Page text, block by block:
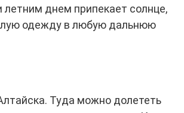
летним днем припекает солнце,
одежду в любую дальнюю
Туда можно долететь